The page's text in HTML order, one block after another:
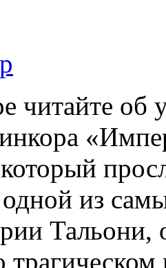
читайте об
одной из